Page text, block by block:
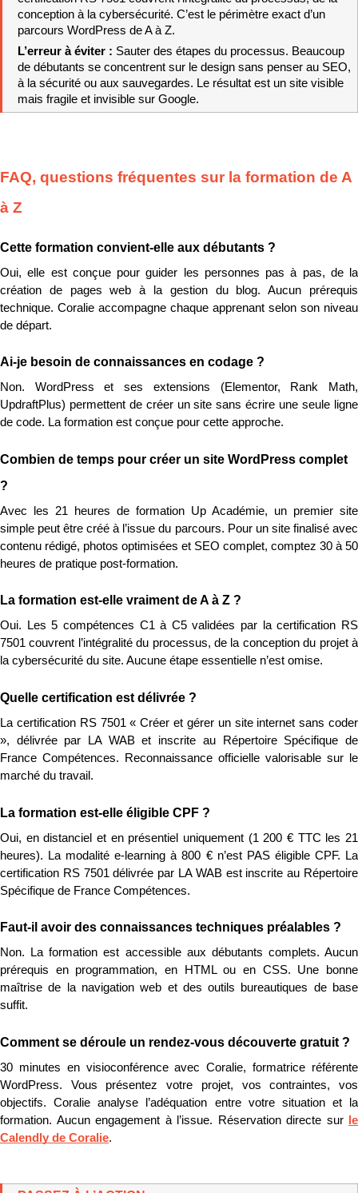
conception à la cybersécurité. C’est le périmètre exact d’un
parcours WordPress de A à Z.
L’erreur à éviter : Sauter des étapes du processus. Beaucoup
de débutants se concentrent sur le design sans penser au SEO,
à la sécurité ou aux sauvegardes. Le résultat est un site visible
mais fragile et invisible sur Google.
FAQ, questions fréquentes sur la formation de A
à Z
Cette formation convient-elle aux débutants ?
Oui, elle est conçue pour guider les personnes pas à pas, de la
création de pages web à la gestion du blog. Aucun prérequis
technique. Coralie accompagne chaque apprenant selon son niveau
de départ.
Ai-je besoin de connaissances en codage ?
Non. WordPress et ses extensions (Elementor, Rank Math,
UpdraftPlus) permettent de créer un site sans écrire une seule ligne
de code. La formation est conçue pour cette approche.
Combien de temps pour créer un site WordPress complet
?
Avec les 21 heures de formation Up Académie, un premier site
simple peut être créé à l’issue du parcours. Pour un site finalisé avec
contenu rédigé, photos optimisées et SEO complet, comptez 30 à 50
heures de pratique post-formation.
La formation est-elle vraiment de A à Z ?
Oui. Les 5 compétences C1 à C5 validées par la certification RS
7501 couvrent l’intégralité du processus, de la conception du projet à
la cybersécurité du site. Aucune étape essentielle n’est omise.
Quelle certification est délivrée ?
La certification RS 7501 « Créer et gérer un site internet sans coder
», délivrée par LA WAB et inscrite au Répertoire Spécifique de
France Compétences. Reconnaissance officielle valorisable sur le
marché du travail.
La formation est-elle éligible CPF ?
Oui, en distanciel et en présentiel uniquement (1 200 € TTC les 21
heures). La modalité e-learning à 800 € n’est PAS éligible CPF. La
certification RS 7501 délivrée par LA WAB est inscrite au Répertoire
Spécifique de France Compétences.
Faut-il avoir des connaissances techniques préalables ?
Non. La formation est accessible aux débutants complets. Aucun
prérequis en programmation, en HTML ou en CSS. Une bonne
maîtrise de la navigation web et des outils bureautiques de base
suffit.
Comment se déroule un rendez-vous découverte gratuit ?
30 minutes en visioconférence avec Coralie, formatrice référente
WordPress. Vous présentez votre projet, vos contraintes, vos
objectifs. Coralie analyse l’adéquation entre votre situation et la
formation. Aucun engagement à l’issue. Réservation directe sur
le
Calendly de Coralie.